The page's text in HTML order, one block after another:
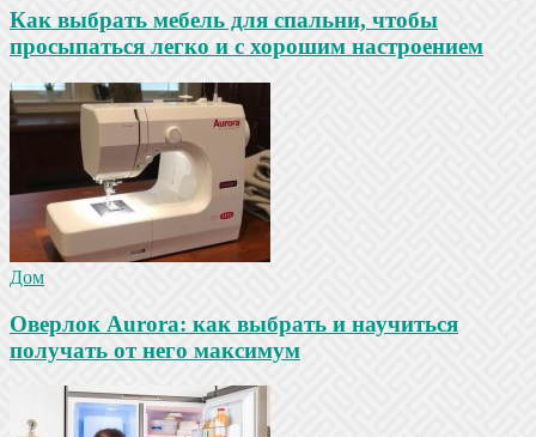
Как выбрать мебель для спальни, чтобы
просыпаться легко и с хорошим настроением
Дом
Оверлок Aurora: как выбрать и научиться
получать от него максимум